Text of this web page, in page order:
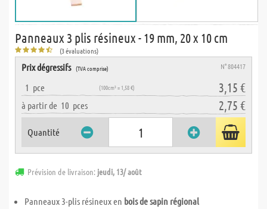
Panneaux 3 plis résineux - 19 mm, 20 x 10 cm
(3 évaluations)
Prix dégressifs (TVA comprise) N° 804417
1 pce (100cm² = 1,58 €) 3,15 €
à partir de 10 pces 2,75 €
Quantité
Prévision de livraison: jeudi, 13/ août
Panneaux 3-plis résineux en bois de sapin régional